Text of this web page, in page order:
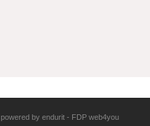
powered by endurit - FDP web4you